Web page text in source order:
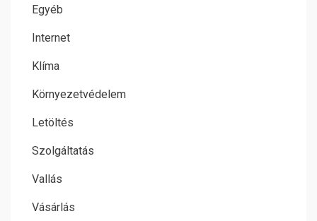
Egyéb
Internet
Klíma
Környezetvédelem
Letöltés
Szolgáltatás
Vallás
Vásárlás